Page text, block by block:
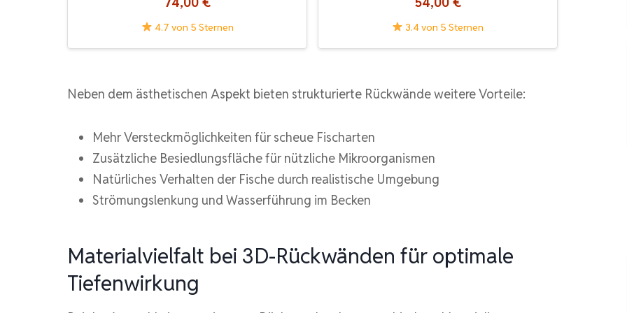
4.7 von 5 Sternen 3.4 von 5 Sternen
Neben dem ästhetischen Aspekt bieten strukturierte Rückwände weitere Vorteile:
Mehr Versteckmöglichkeiten für scheue Fischarten
Zusätzliche Besiedlungsfläche für nützliche Mikroorganismen
Natürliches Verhalten der Fische durch realistische Umgebung
Strömungslenkung und Wasserführung im Becken
Materialvielfalt bei 3D-Rückwänden für optimale
Tiefenwirkung